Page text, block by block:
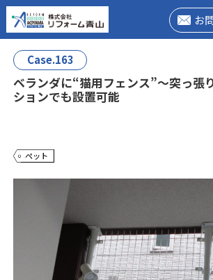
お
Case.163
ベランダに“猫用フェンス”〜突っ張
ションでも設置可能
ペット